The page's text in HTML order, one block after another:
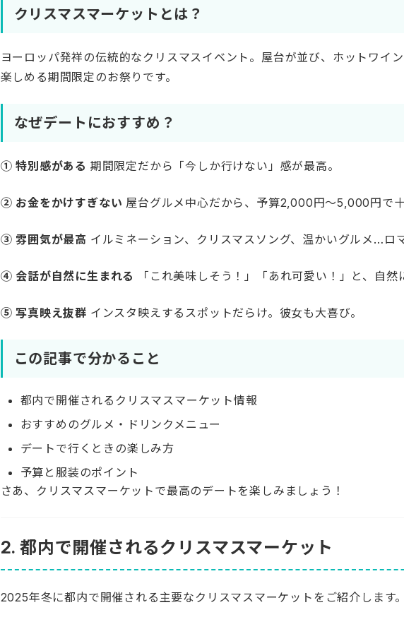
クリスマスマーケットとは？
ヨーロッパ発祥の伝統的なクリスマスイベント。屋台が並び、ホットワイ
楽しめる期間限定のお祭りです。
なぜデートにおすすめ？
① 特別感がある 期間限定だから「今しか行けない」感が最高。
② お金をかけすぎない 屋台グルメ中心だから、予算2,000円〜5,000円で十
③ 雰囲気が最高 イルミネーション、クリスマスソング、温かいグルメ…ロ
④ 会話が自然に生まれる 「これ美味しそう！」「あれ可愛い！」と、自然
⑤ 写真映え抜群 インスタ映えするスポットだらけ。彼女も大喜び。
この記事で分かること
都内で開催されるクリスマスマーケット情報
おすすめのグルメ・ドリンクメニュー
デートで行くときの楽しみ方
予算と服装のポイント
さあ、クリスマスマーケットで最高のデートを楽しみましょう！
2. 都内で開催されるクリスマスマーケット
2025年冬に都内で開催される主要なクリスマスマーケットをご紹介します。